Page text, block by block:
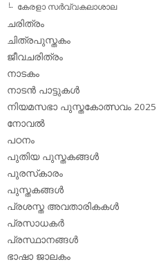
കേരളാ സര്‍വ്വകലാശാല
ചരിത്രം
ചിത്രപുസ്തകം
ജീവചരിത്രം
നാടകം
നാടന്‍ പാട്ടുകള്‍
നിയമസഭാ പുസ്തകോത്സവം 2025
നോവല്‍
പഠനം
പുതിയ പുസ്തകങ്ങള്‍
പുരസ്‌കാരം
പുസ്തകങ്ങള്‍
പ്രശസ്ത അവതാരികകള്‍
പ്രസാധകര്‍
പ്രസ്ഥാനങ്ങള്‍
ഭാഷാ ജാലകം